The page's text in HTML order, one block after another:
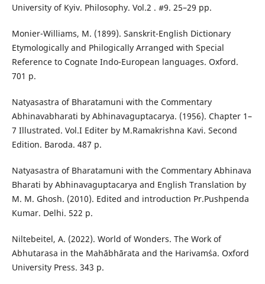
University of Kyiv. Philosophy. Vol.2 . #9. 25–29 pp.
Monier-Williams, M. (1899). Sanskrit-English Dictionary
Etymologically and Philogically Arranged with Special
Reference to Cognate Indo-European languages. Oxford.
701 р.
Natyasastra of Bharatamuni with the Commentary
Abhinavabharati by Abhinavaguptacarya. (1956). Chapter 1–
7 Illustrated. Vol.I Editer by M.Ramakrishna Kavi. Second
Edition. Baroda. 487 p.
Natyasastra of Bharatamuni with the Commentary Abhinava
Bharati by Abhinavaguptacarya and English Translation by
M. M. Ghosh. (2010). Edited and introduction Pr.Pushpenda
Kumar. Delhi. 522 p.
Niltebeitel, A. (2022). World of Wonders. The Work of
Abhutarasa in the Mahābhārata and the Harivamśa. Oxford
University Press. 343 p.